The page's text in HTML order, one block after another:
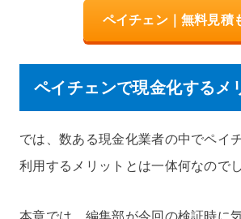
ペイチェン｜無料見積
ペイチェンで現金化するメ
では、数ある現金化業者の中でペイ
利用するメリットとは一体何なので
本章では、編集部が今回の検証時に